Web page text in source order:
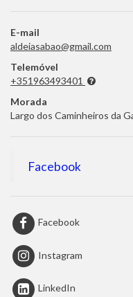
E-mail
aldeiasabao@gmail.com
Telemóvel
+351963493401
Morada
Largo dos Caminheiros da
Facebook
Facebook
Instagram
LinkedIn